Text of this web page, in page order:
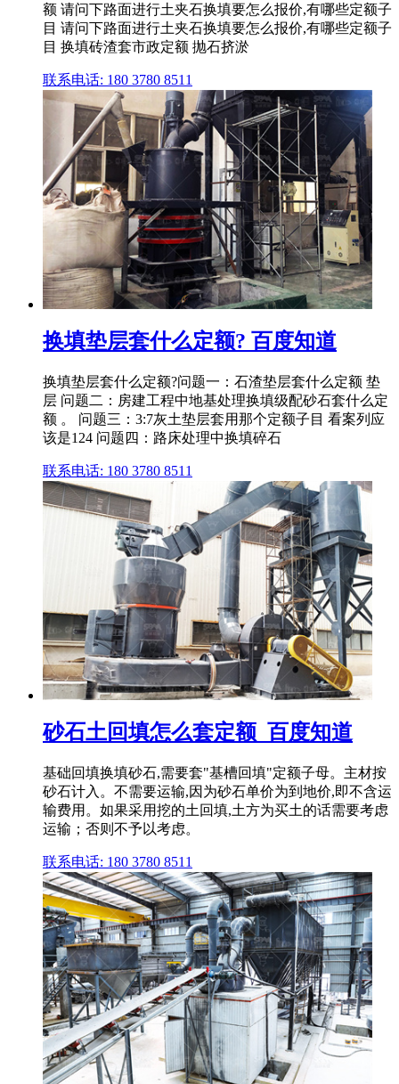
额 请问下路面进行土夹石换填要怎么报价,有哪些定额子
目 请问下路面进行土夹石换填要怎么报价,有哪些定额子
目 换填砖渣套市政定额 抛石挤淤
联系电话: 180 3780 8511
换填垫层套什么定额? 百度知道
换填垫层套什么定额?问题一：石渣垫层套什么定额 垫
层 问题二：房建工程中地基处理换填级配砂石套什么定
额 。 问题三：3:7灰土垫层套用那个定额子目 看案列应
该是124 问题四：路床处理中换填碎石
联系电话: 180 3780 8511
砂石土回填怎么套定额_百度知道
基础回填换填砂石,需要套"基槽回填"定额子母。主材按
砂石计入。不需要运输,因为砂石单价为到地价,即不含运
输费用。如果采用挖的土回填,土方为买土的话需要考虑
运输；否则不予以考虑。
联系电话: 180 3780 8511